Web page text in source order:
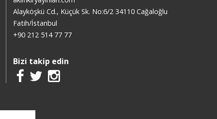
Alayköşkü Cd., Küçük Sk. No:6/2 34110 Cağaloğlu
Fatih/İstanbul
+90 212 514 77 77
Bizi takip edin